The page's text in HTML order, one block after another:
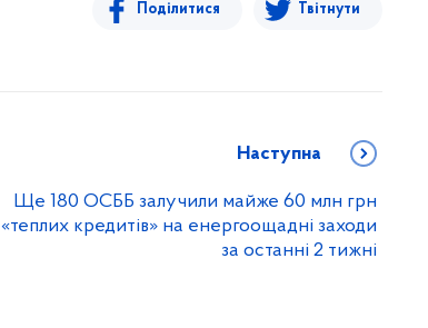
Поділитися Твітнути
Наступна
Ще 180 ОСББ залучили майже 60 млн грн
«теплих кредитів» на енергоощадні заходи
за останні 2 тижні